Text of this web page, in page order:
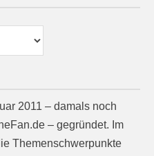
2011 – damals noch
– gegründet. Im
Themenschwerpunkte